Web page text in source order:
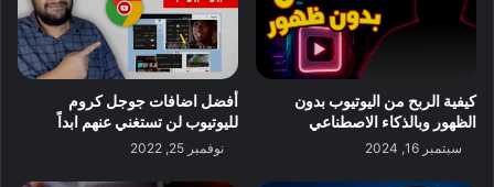
كيفية الربح من اليوتيوب بدون
الظهور وبالذكاء الاصطناعي
سبتمبر 16, 2024
أفضل اضافات جوجل كروم
لليوتيوب لن تستغني عنهم ابداً
نوفمبر 25, 2022